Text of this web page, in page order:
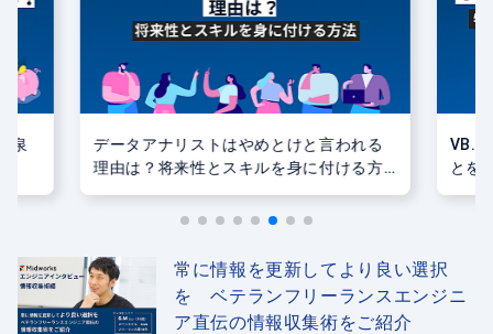
泉
データアナリストはやめとけと言われる
理由は？将来性とスキルを身に付ける方
とを
常に情報を更新してより良い選択
を ベテランフリーランスエンジニ
ア直伝の情報収集術をご紹介